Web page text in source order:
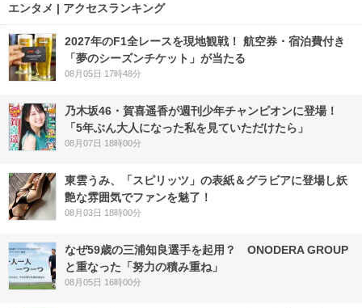
エンタメ | アクセスランキング
2027年のF1全レースを現地観戦！ 航空券・宿泊費付き
「夢のシーズンチケット」が当たる
08月05日 17時48分
乃木坂46・賀喜遥香が週刊少年チャンピオンに登場！
「5年ぶん大人になった私を見ていただけたら」
08月07日 18時00分
東雲うみ、「スピリッツ」の表紙＆グラビアに登場し妖
艶な雰囲気でファンを魅了！
08月03日 18時00分
なぜ59歳の三浦知良選手を起用？ ONODERA GROUP
と重なった「努力の積み重ね」
08月05日 16時00分